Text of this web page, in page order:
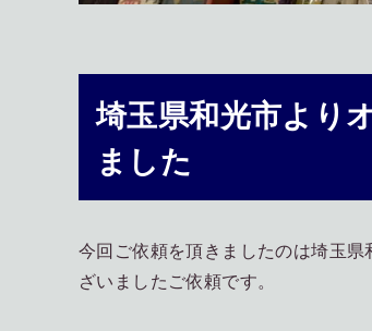
埼玉県和光市より
ました
今回ご依頼を頂きましたのは埼玉
ざいましたご依頼です。